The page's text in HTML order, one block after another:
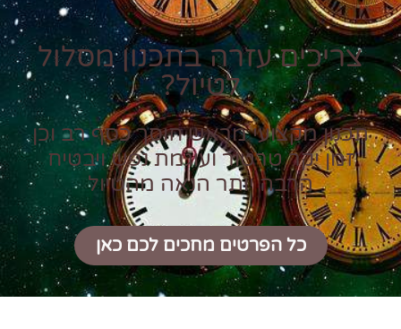
צריכים עזרה בתכנון מסלול
לטיול?
תכנון מקצועי מראש חוסך כסף רב וכן
זמן יקר טרטור ועוגמת נפש ויבטיח
הרבה יותר הנאה מהטיול
כל הפרטים מחכים לכם כאן